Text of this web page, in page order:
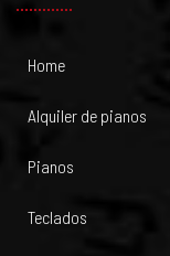
Home
Alquiler de pianos
Pianos
Teclados